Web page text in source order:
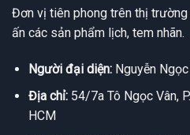
Đơn vị tiên phong trên thị
ấn các sản phẩm lịch, tem nhãn.
Người đại diện:Nguyễn
Địa chỉ:54/7a Tô Ngọc Vân,
HCM